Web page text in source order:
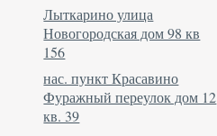
Лыткарино улица
Новогородская дом 98 кв
156
нас. пункт Красавино
Фуражный переулок дом 12
кв. 39